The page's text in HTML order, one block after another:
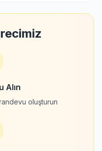
Alın
oluşturun